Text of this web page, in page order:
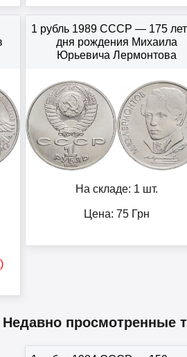
1 рубль 1989 СССР — 175
дня рождения Михаила
Юрьевича Лермонтова
На складе: 1 шт.
Цена: 75Грн
Недавно просмотренные